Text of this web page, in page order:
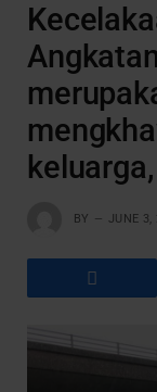
BY JUNE 3,